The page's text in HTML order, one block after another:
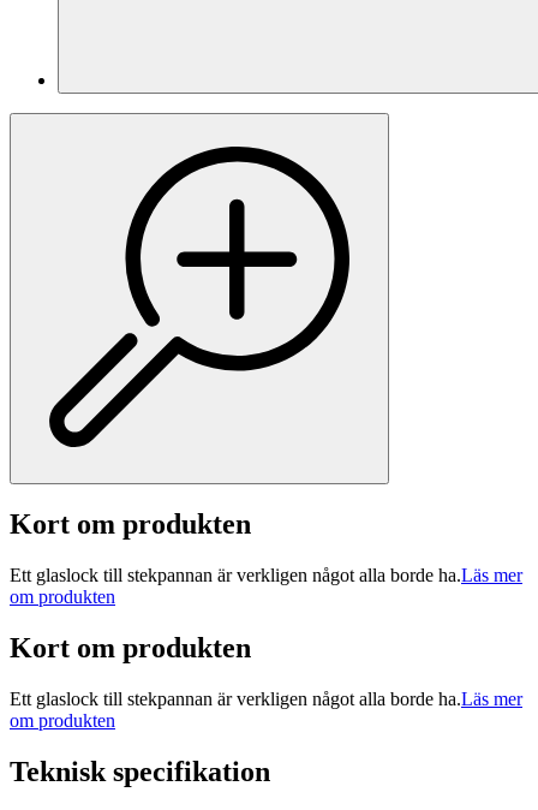
Kort om produkten
Ett glaslock till stekpannan är verkligen något alla borde ha.Läs mer
om produkten
Kort om produkten
Ett glaslock till stekpannan är verkligen något alla borde ha.Läs mer
om produkten
Teknisk specifikation